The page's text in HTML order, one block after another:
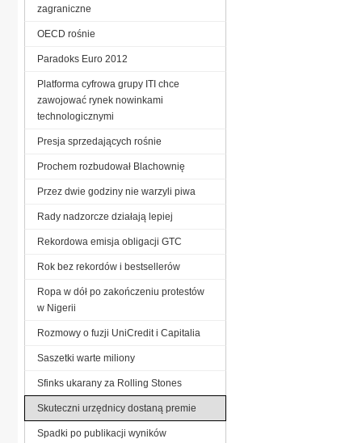
zagraniczne
OECD rośnie
Paradoks Euro 2012
Platforma cyfrowa grupy ITI chce
zawojować rynek nowinkami
technologicznymi
Presja sprzedających rośnie
Prochem rozbudował Blachownię
Przez dwie godziny nie warzyli piwa
Rady nadzorcze działają lepiej
Rekordowa emisja obligacji GTC
Rok bez rekordów i bestsellerów
Ropa w dół po zakończeniu protestów
w Nigerii
Rozmowy o fuzji UniCredit i Capitalia
Saszetki warte miliony
Sfinks ukarany za Rolling Stones
Skuteczni urzędnicy dostaną premie
Spadki po publikacji wyników